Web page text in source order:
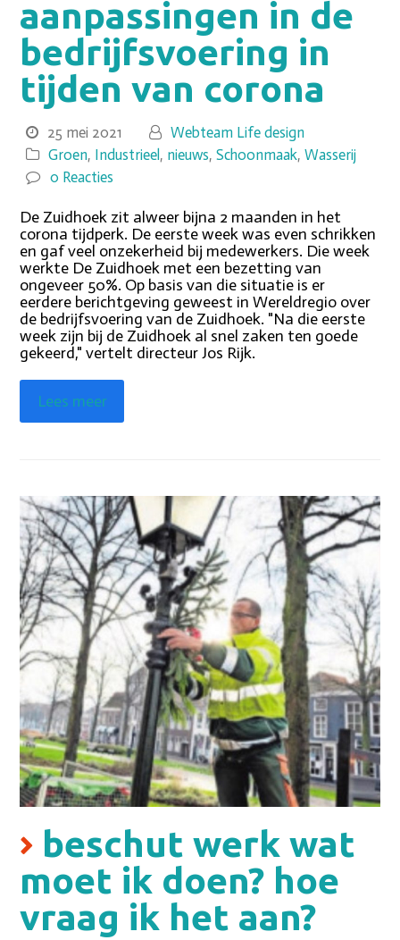
aanpassingen in de
bedrijfsvoering in
tijden van corona
25 mei 2021
Webteam Life design
Groen, Industrieel , nieuws,Schoonmaak,Wasserij
0 Reacties
De Zuidhoek zit alweer bijna 2 maanden in het
corona tijdperk. De eerste week was even schrikken
en gaf veel onzekerheid bij medewerkers. Die week
werkte De Zuidhoek met een bezetting van
ongeveer 50%. Op basis van die situatie is er
eerdere berichtgeving geweest in Wereldregio over
de bedrijfsvoering van de Zuidhoek. "Na die eerste
week zijn bij de Zuidhoek al snel zaken ten goede
gekeerd," vertelt directeur Jos Rijk.
Lees meer
beschut werk wat
moet ik doen? hoe
vraag ik het aan?